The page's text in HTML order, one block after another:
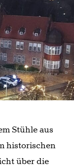
Stühle aus
historischen
über die